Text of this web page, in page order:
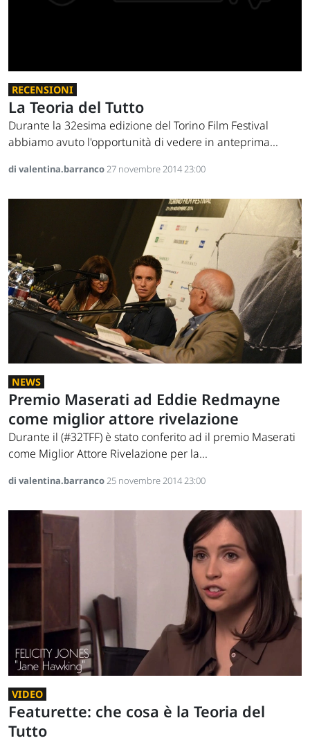
RECENSIONI
La Teoria del Tutto
Durante la 32esima edizione del Torino Film Festival
abbiamo avuto l'opportunità di vedere in anteprima...
di valentina.barranco27 novembre 2014 23:00
NEWS
Premio Maserati ad Eddie Redmayne
come miglior attore rivelazione
Durante il (#32TFF) è stato conferito ad il premio Maserati
come Miglior Attore Rivelazione per la...
di valentina.barranco25 novembre 2014 23:00
VIDEO
Featurette: che cosa è la Teoria del
Tutto